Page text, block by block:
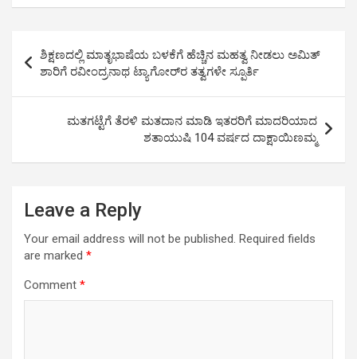
at
s
A
p
ce
b
o
o
k
tt
er
ail py
Li
n
k
ar
e
navigation
ಶಿಕ್ಷಣದಲ್ಲಿ ಮಾತೃಭಾಷೆಯ ಬಳಕೆಗೆ ಹೆಚ್ಚಿನ ಮಹತ್ವ ನೀಡಲು ಅಮಿತ್
ಶಾರಿಗೆ ರವೀಂದ್ರನಾಥ ಟ್ಯಾಗೋರ್‌ರ ತತ್ವಗಳೇ ಸ್ಪೂರ್ತಿ
ಮತಗಟ್ಟೆಗೆ ತೆರಳಿ ಮತದಾನ ಮಾಡಿ ಇತರರಿಗೆ ಮಾದರಿಯಾದ
ಶತಾಯುಷಿ 104 ವರ್ಷದ ದಾಕ್ಷಾಯಿಣಮ್ಮ
Leave a Reply
Your email address will not be published. Required fields
are marked *
Comment *